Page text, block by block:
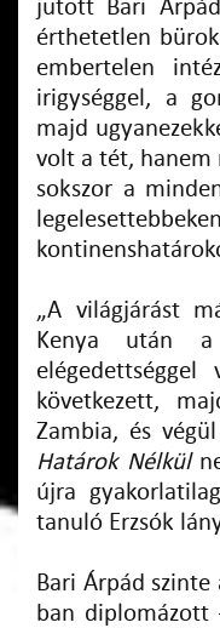
jutott Bari
érthetetlen
embertelen
irigységgel, a
majd
volt a tét, hanem
sokszor a
„A világjárást
Kenya után a
következett,
Zambia, és
Határok Nélkül
újra
tanuló Erzsók
Bari Árpád
ban diplomázott